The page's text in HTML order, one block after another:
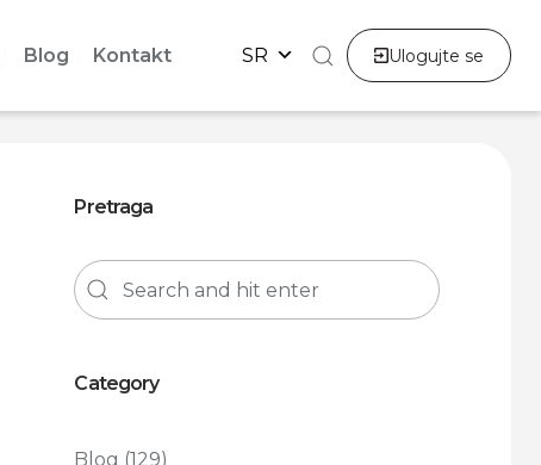
Blog Kontakt SR Ulogujte se
Pretraga
Category
Blog (129)